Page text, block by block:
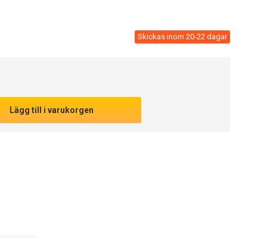
Skickas inom 20-22 dagar
Lägg till i varukorgen